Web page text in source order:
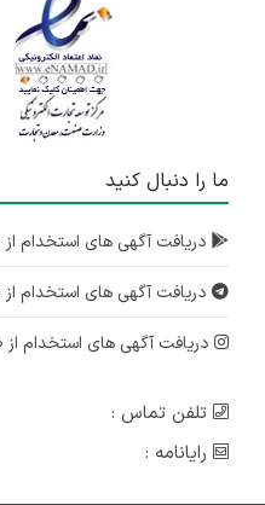
ما را دنبال کنید
دریافت آگهی های استخدام
دریافت آگهی های استخدام از
دریافت آگهی های استخدام از
تلفن تماس :
رایانامه :